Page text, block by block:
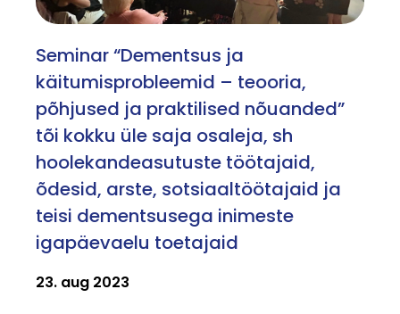
Seminar “Dementsus ja
käitumisprobleemid – teooria,
põhjused ja praktilised nõuanded”
tõi kokku üle saja osaleja, sh
hoolekandeasutuste töötajaid,
õdesid, arste, sotsiaaltöötajaid ja
teisi dementsusega inimeste
igapäevaelu toetajaid
23. aug 2023